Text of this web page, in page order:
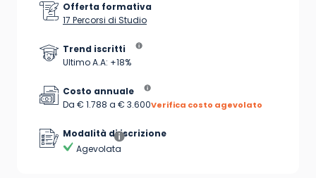
Offerta formativa
17 Percorsi di Studio
Trend iscritti
Ultimo A.A: +18%
Costo annuale
Da € 1.788 a € 3.600Verifica costo agevolato
Modalità di iscrizione
Agevolata